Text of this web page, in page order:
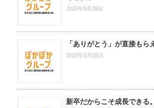
2026年5月28日
「ありがとう」が直接もら
2026年5月28日
新卒だからこそ成長できる